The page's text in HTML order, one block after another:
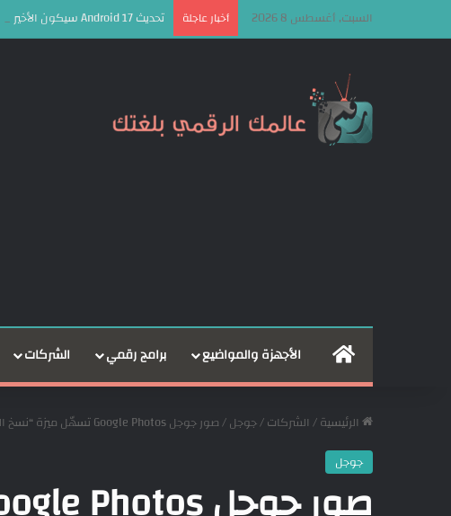
السبت, أغسطس 8 2026 أخبار عاجلة تحديث Android 17 سيكون الأخير لهذه الهواتف من سامسونج
الرئيسيةالأجهزة والمواضيع برامج رقمي الشركات
الرئيسية/ الشركات/جوجل/صور جوجل Google Photos تسهّل ميزة “نسخ الصور ولصقها” عبر زر جديد داخل الواجهة على أندرويد
جوجل